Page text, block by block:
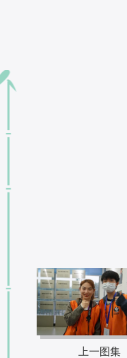
上一图集